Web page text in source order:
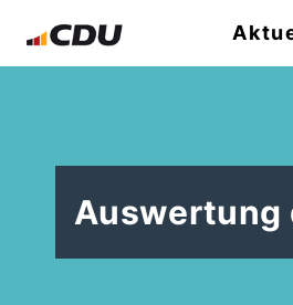
Auswertung